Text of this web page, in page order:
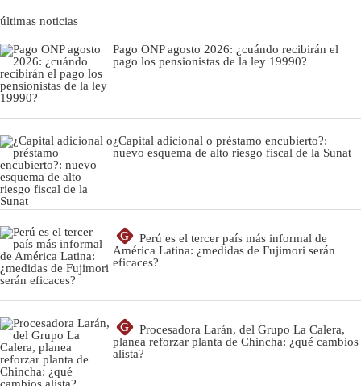
últimas noticias
Pago ONP agosto 2026: ¿cuándo recibirán el
pago los pensionistas de la ley 19990?
¿Capital adicional o préstamo encubierto?:
nuevo esquema de alto riesgo fiscal de la Sunat
G
Perú es el tercer país más informal de
América Latina: ¿medidas de Fujimori serán
eficaces?
G
Procesadora Larán, del Grupo La Calera,
planea reforzar planta de Chincha: ¿qué cambios
alista?